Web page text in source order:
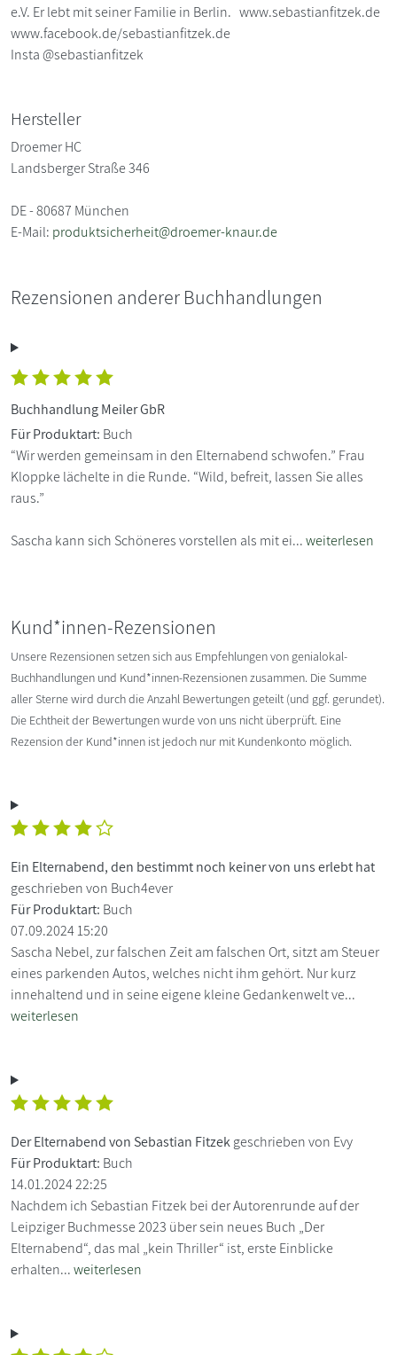
e.V. Er lebt mit seiner Familie in Berlin. www.sebastianfitzek.de
www.facebook.de/sebastianfitzek.de
Insta @sebastianfitzek
Hersteller
Droemer HC
Landsberger Straße 346
DE - 80687 München
E-Mail: produktsicherheit@droemer-knaur.de
Rezensionen anderer Buchhandlungen
Buchhandlung Meiler GbR
Für Produktart: Buch
“Wir werden gemeinsam in den Elternabend schwofen.” Frau
Kloppke lächelte in die Runde. “Wild, befreit, lassen Sie alles
raus.”
Sascha kann sich Schöneres vorstellen als mit ei...weiterlesen
Kund*innen-Rezensionen
Unsere Rezensionen setzen sich aus Empfehlungen von genialokal-
Buchhandlungen und Kund*innen-Rezensionen zusammen. Die Summe
aller Sterne wird durch die Anzahl Bewertungen geteilt (und ggf. gerundet).
Die Echtheit der Bewertungen wurde von uns nicht überprüft. Eine
Rezension der Kund*innen ist jedoch nur mit Kundenkonto möglich.
Ein Elternabend, den bestimmt noch keiner von uns erlebt hat
geschrieben von Buch4ever
Für Produktart: Buch
07.09.2024 15:20
Sascha Nebel, zur falschen Zeit am falschen Ort, sitzt am Steuer
eines parkenden Autos, welches nicht ihm gehört. Nur kurz
innehaltend und in seine eigene kleine Gedankenwelt ve...
weiterlesen
Der Elternabend von Sebastian Fitzekgeschrieben von Evy
Für Produktart: Buch
14.01.2024 22:25
Nachdem ich Sebastian Fitzek bei der Autorenrunde auf der
Leipziger Buchmesse 2023 über sein neues Buch „Der
Elternabend“, das mal „kein Thriller“ ist, erste Einblicke
erhalten...weiterlesen